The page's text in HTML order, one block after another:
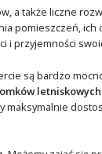
a także liczne
pomieszczeń,
przyjemności
są bardzo
letniskowych